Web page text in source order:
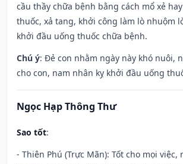
cầu thầy chữa bệnh bằng cách mổ xẻ
thuốc, xả tang, khởi công làm lò nhuộm
khởi đầu uống thuốc chữa bệnh.
Chú ý: Đẻ con nhằm ngày này khó nuôi,
cho con, nam nhân kỵ khởi đầu uống
Ngọc Hạp Thông Thư
Sao tốt:
- Thiên Phú (Trực Mãn): Tốt cho mọi việc,